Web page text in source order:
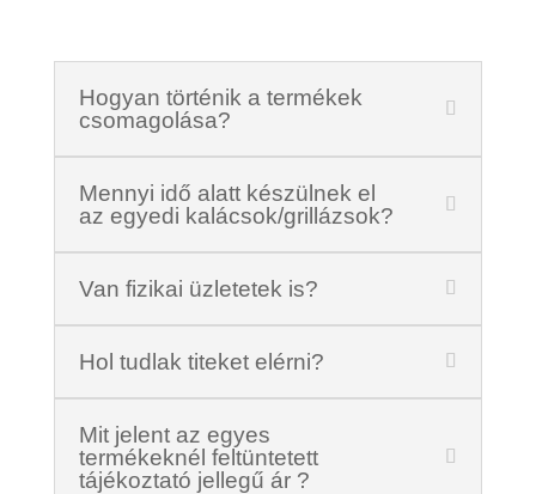
Hogyan történik a termékek
csomagolása?
Mennyi idő alatt készülnek el
az egyedi kalácsok/grillázsok?
Van fizikai üzletetek is?
Hol tudlak titeket elérni?
Mit jelent az egyes
termékeknél feltüntetett
tájékoztató jellegű ár ?